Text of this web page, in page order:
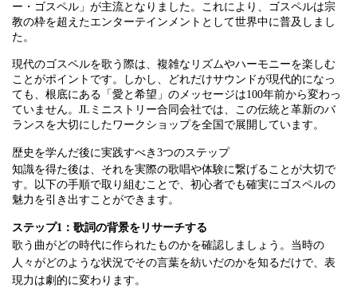
ー・ゴスペル」が主流となりました。これにより、ゴスペルは宗
教の枠を超えたエンターテインメントとして世界中に普及しまし
た。
現代のゴスペルを歌う際は、複雑なリズムやハーモニーを楽しむ
ことがポイントです。しかし、どれだけサウンドが現代的になっ
ても、根底にある「愛と希望」のメッセージは100年前から変わっ
ていません。JLミニストリー合同会社では、この伝統と革新のバ
ランスを大切にしたワークショップを全国で展開しています。
歴史を学んだ後に実践すべき3つのステップ
知識を得た後は、それを実際の歌唱や体験に繋げることが大切で
す。以下の手順で取り組むことで、初心者でも確実にゴスペルの
魅力を引き出すことができます。
ステップ1：歌詞の背景をリサーチする
歌う曲がどの時代に作られたものかを確認しましょう。当時の
人々がどのような状況でその言葉を紡いだのかを知るだけで、表
現力は劇的に変わります。